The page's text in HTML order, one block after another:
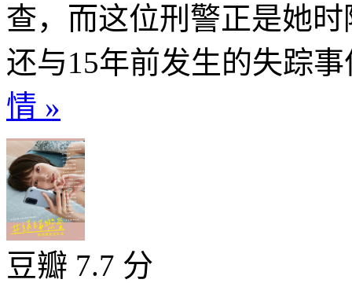
查，而这位刑警正是她
还与15年前发生的失踪
情 »
豆瓣 7.7 分